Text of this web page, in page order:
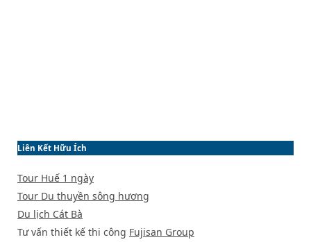
Liên Kết Hữu Ích
Tour Huế 1 ngày
Tour Du thuyền sông hương
Du lịch Cát Bà
Tư vấn thiết kế thi công Fujisan Group